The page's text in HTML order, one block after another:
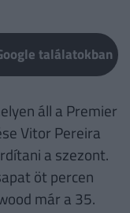
találatokban
áll a Premier
Vitor Pereira
a szezont.
öt percen
már a 35.